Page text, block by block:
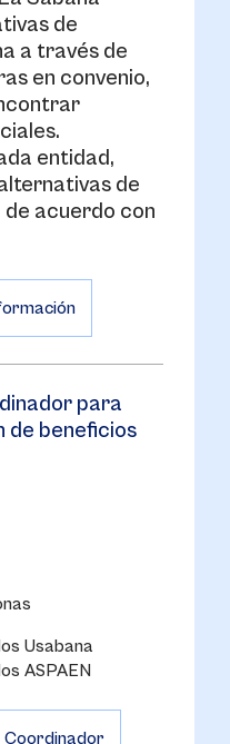
de
a través de
en convenio,
entidad,
de
acuerdo con
para
de beneficios
Usabana
ASPAEN